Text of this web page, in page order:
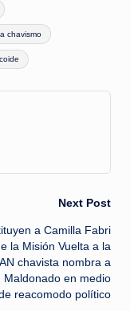
chavismo
Next Post
a Camilla Fabri
la Misión Vuelta a la
chavista nombra a
Maldonado en medio
reacomodo político